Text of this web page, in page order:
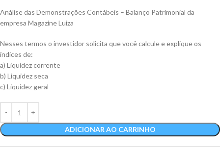
Análise das Demonstrações Contábeis – Balanço Patrimonial da
empresa Magazine Luiza
Nesses termos o investidor solicita que você calcule e explique os
índices de:
a) Liquidez corrente
b) Liquidez seca
c) Liquidez geral
ADICIONAR AO CARRINHO